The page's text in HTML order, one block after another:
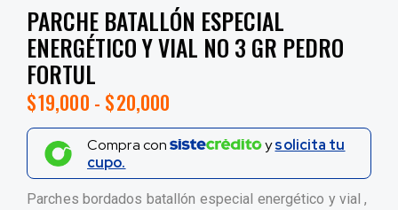
PARCHE BATALLÓN ESPECIAL
ENERGÉTICO Y VIAL NO 3 GR PEDRO
FORTUL
$19,000 - $20,000
Compra con ysolicita tu
cupo.
Parches bordados batallón especial energético y vial ,